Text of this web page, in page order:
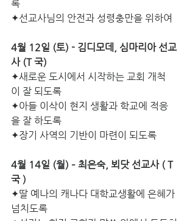
록
✦선교사님의 안전과 성령충만을 위하여
4월 12일 (토) - 김디모데, 심마리아 선교
사 (T 국)
✦새로운 도시에서 시작하는 교회 개척
이 잘 되도록
✦아들 이삭이 현지 생활과 학교에 적응
을 잘 하도록
✦장기 사역의 기반이 마련이 되도록
4월 14일 (월) – 최은숙, 뵈닷 선교사 ( T
국 )
✦딸 예나의 캐나다 대학교생활에 은혜가
넘치도록